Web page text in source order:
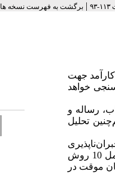
| برگشت به فهرست نسخه ها
جهت
خواهد
رساله و
تحلیل
شده است. اتخاذ روش صحیح اسکان موقت از مهم‌ترین و چالش‌سازترین اقدامات مدیریتی پس از بحران به‌حساب می‌آید که خود شامل 10 روش
موقت در